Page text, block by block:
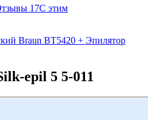
17С этим
Braun BT5420 + Эпилятор
epil 5 5-011